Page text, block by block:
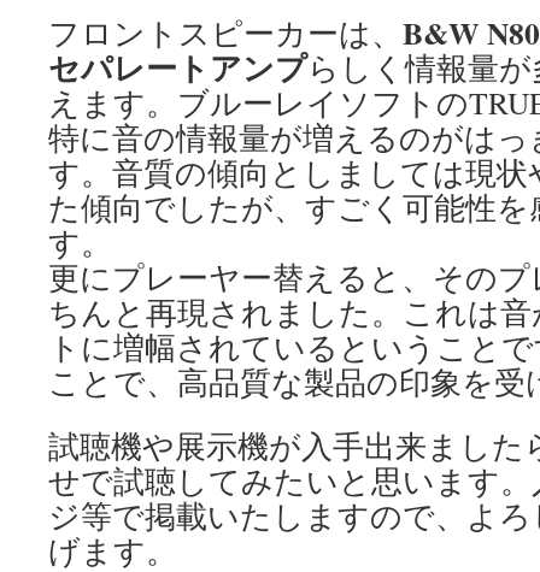
フロントスピーカーは、 B&W
セパレートアンプらしく情報量
えます。ブルーレイソフトの
特に音の情報量が増えるのがは
す。音質の傾向としましては現
た傾向でしたが、すごく可能性
す。
更にプレーヤー替えると、その
ちんと再現されました。これは
トに増幅されているということ
ことで、高品質な製品の印象を受
試聴機や展示機が入手出来ました
せで試聴してみたいと思います
ジ等で掲載いたしますので、よ
げます。